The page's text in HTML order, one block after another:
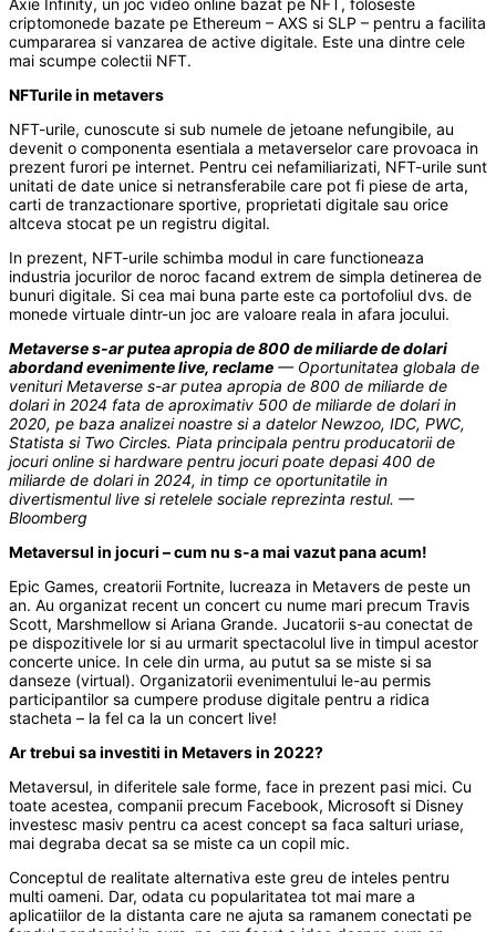
Axie Infinity, un joc video online bazat pe NFT, foloseste
criptomonede bazate pe Ethereum – AXS si SLP – pentru a facilita
cumpararea si vanzarea de active digitale. Este una dintre cele
mai scumpe colectii NFT.
NFTurile in metavers
NFT-urile, cunoscute si sub numele de jetoane nefungibile, au
devenit o componenta esentiala a metaverselor care provoaca in
prezent furori pe internet. Pentru cei nefamiliarizati, NFT-urile sunt
unitati de date unice si netransferabile care pot fi piese de arta,
carti de tranzactionare sportive, proprietati digitale sau orice
altceva stocat pe un registru digital.
In prezent, NFT-urile schimba modul in care functioneaza
industria jocurilor de noroc facand extrem de simpla detinerea de
bunuri digitale. Si cea mai buna parte este ca portofoliul dvs. de
monede virtuale dintr-un joc are valoare reala in afara jocului.
Metaverse s-ar putea apropia de 800 de miliarde de dolari
abordand evenimente live, reclame — Oportunitatea globala de
venituri Metaverse s-ar putea apropia de 800 de miliarde de
dolari in 2024 fata de aproximativ 500 de miliarde de dolari in
2020, pe baza analizei noastre si a datelor Newzoo, IDC, PWC,
Statista si Two Circles. Piata principala pentru producatorii de
jocuri online si hardware pentru jocuri poate depasi 400 de
miliarde de dolari in 2024, in timp ce oportunitatile in
divertismentul live si retelele sociale reprezinta restul. —
Bloomberg
Metaversul in jocuri – cum nu s-a mai vazut pana acum!
Epic Games, creatorii Fortnite, lucreaza in Metavers de peste un
an. Au organizat recent un concert cu nume mari precum Travis
Scott, Marshmellow si Ariana Grande. Jucatorii s-au conectat de
pe dispozitivele lor si au urmarit spectacolul live in timpul acestor
concerte unice. In cele din urma, au putut sa se miste si sa
danseze (virtual). Organizatorii evenimentului le-au permis
participantilor sa cumpere produse digitale pentru a ridica
stacheta – la fel ca la un concert live!
Ar trebui sa investiti in Metavers in 2022?
Metaversul, in diferitele sale forme, face in prezent pasi mici. Cu
toate acestea, companii precum Facebook, Microsoft si Disney
investesc masiv pentru ca acest concept sa faca salturi uriase,
mai degraba decat sa se miste ca un copil mic.
Conceptul de realitate alternativa este greu de inteles pentru
multi oameni. Dar, odata cu popularitatea tot mai mare a
aplicatiilor de la distanta care ne ajuta sa ramanem conectati pe